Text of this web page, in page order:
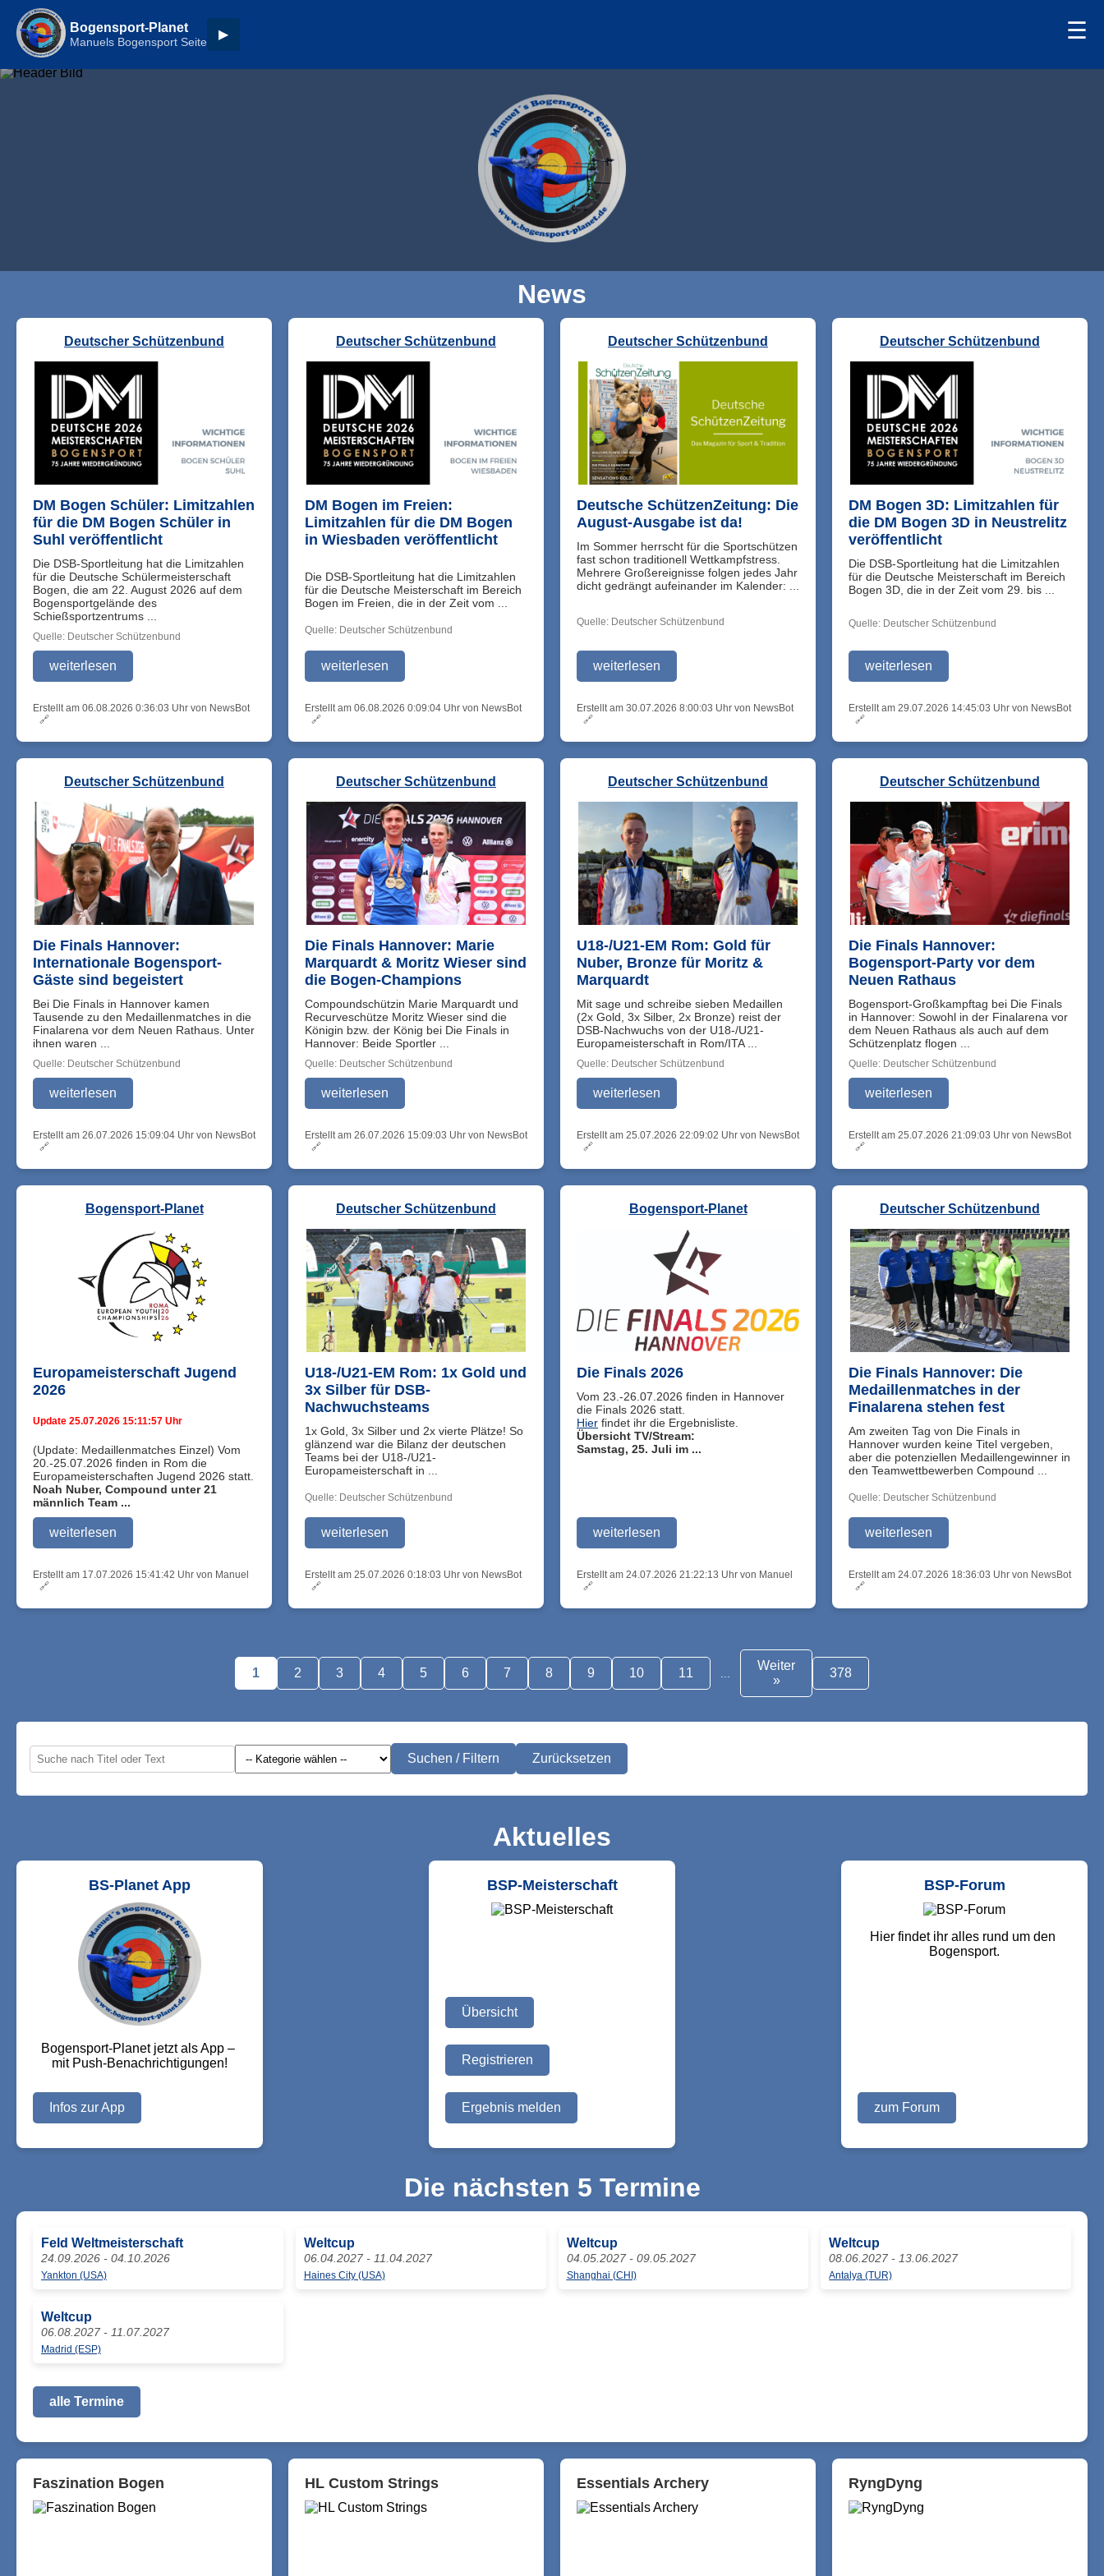
Bogensport-Planet
Manuels Bogensport Seite
▶ ☰
News
Deutscher Schützenbund
DM Bogen Schüler: Limitzahlen
für die DM Bogen Schüler in
Suhl veröffentlicht
Die DSB-Sportleitung hat die Limitzahlen
für die Deutsche Schülermeisterschaft
Bogen, die am 22. August 2026 auf dem
Bogensportgelände des
Schießsportzentrums ...
Quelle: Deutscher Schützenbund
weiterlesen
Erstellt am 06.08.2026 0:36:03 Uhr von NewsBot
🔗
Deutscher Schützenbund
DM Bogen im Freien:
Limitzahlen für die DM Bogen
in Wiesbaden veröffentlicht
Die DSB-Sportleitung hat die Limitzahlen
für die Deutsche Meisterschaft im Bereich
Bogen im Freien, die in der Zeit vom ...
Quelle: Deutscher Schützenbund
weiterlesen
Erstellt am 06.08.2026 0:09:04 Uhr von NewsBot
🔗
Deutscher Schützenbund
Deutsche SchützenZeitung: Die
August-Ausgabe ist da!
Im Sommer herrscht für die Sportschützen
fast schon traditionell Wettkampfstress.
Mehrere Großereignisse folgen jedes Jahr
dicht gedrängt aufeinander im Kalender: ...
Quelle: Deutscher Schützenbund
weiterlesen
Erstellt am 30.07.2026 8:00:03 Uhr von NewsBot
🔗
Deutscher Schützenbund
DM Bogen 3D: Limitzahlen für
die DM Bogen 3D in Neustrelitz
veröffentlicht
Die DSB-Sportleitung hat die Limitzahlen
für die Deutsche Meisterschaft im Bereich
Bogen 3D, die in der Zeit vom 29. bis ...
Quelle: Deutscher Schützenbund
weiterlesen
Erstellt am 29.07.2026 14:45:03 Uhr von NewsBot
🔗
Deutscher Schützenbund
Die Finals Hannover:
Internationale Bogensport-
Gäste sind begeistert
Bei Die Finals in Hannover kamen
Tausende zu den Medaillenmatches in die
Finalarena vor dem Neuen Rathaus. Unter
ihnen waren ...
Quelle: Deutscher Schützenbund
weiterlesen
Erstellt am 26.07.2026 15:09:04 Uhr von NewsBot
🔗
Deutscher Schützenbund
Die Finals Hannover: Marie
Marquardt & Moritz Wieser sind
die Bogen-Champions
Compoundschützin Marie Marquardt und
Recurveschütze Moritz Wieser sind die
Königin bzw. der König bei Die Finals in
Hannover: Beide Sportler ...
Quelle: Deutscher Schützenbund
weiterlesen
Erstellt am 26.07.2026 15:09:03 Uhr von NewsBot
🔗
Deutscher Schützenbund
U18-/U21-EM Rom: Gold für
Nuber, Bronze für Moritz &
Marquardt
Mit sage und schreibe sieben Medaillen
(2x Gold, 3x Silber, 2x Bronze) reist der
DSB-Nachwuchs von der U18-/U21-
Europameisterschaft in Rom/ITA ...
Quelle: Deutscher Schützenbund
weiterlesen
Erstellt am 25.07.2026 22:09:02 Uhr von NewsBot
🔗
Deutscher Schützenbund
Die Finals Hannover:
Bogensport-Party vor dem
Neuen Rathaus
Bogensport-Großkampftag bei Die Finals
in Hannover: Sowohl in der Finalarena vor
dem Neuen Rathaus als auch auf dem
Schützenplatz flogen ...
Quelle: Deutscher Schützenbund
weiterlesen
Erstellt am 25.07.2026 21:09:03 Uhr von NewsBot
🔗
Bogensport-Planet
Europameisterschaft Jugend
2026
Update 25.07.2026 15:11:57 Uhr
(Update: Medaillenmatches Einzel) Vom
20.-25.07.2026 finden in Rom die
Europameisterschaften Jugend 2026 statt.
Noah Nuber, Compound unter 21
männlich Team ...
weiterlesen
Erstellt am 17.07.2026 15:41:42 Uhr von Manuel
🔗
Deutscher Schützenbund
U18-/U21-EM Rom: 1x Gold und
3x Silber für DSB-
Nachwuchsteams
1x Gold, 3x Silber und 2x vierte Plätze! So
glänzend war die Bilanz der deutschen
Teams bei der U18-/U21-
Europameisterschaft in ...
Quelle: Deutscher Schützenbund
weiterlesen
Erstellt am 25.07.2026 0:18:03 Uhr von NewsBot
🔗
Bogensport-Planet
Die Finals 2026
Vom 23.-26.07.2026 finden in Hannover
die Finals 2026 statt.
Hier findet ihr die Ergebnisliste.
Übersicht TV/Stream:
Samstag, 25. Juli im ...
weiterlesen
Erstellt am 24.07.2026 21:22:13 Uhr von Manuel
🔗
Deutscher Schützenbund
Die Finals Hannover: Die
Medaillenmatches in der
Finalarena stehen fest
Am zweiten Tag von Die Finals in
Hannover wurden keine Titel vergeben,
aber die potenziellen Medaillengewinner in
den Teamwettbewerben Compound ...
Quelle: Deutscher Schützenbund
weiterlesen
Erstellt am 24.07.2026 18:36:03 Uhr von NewsBot
🔗
1 2 3 4 5 6 7 8 9 10 11
Weiter
»
378
Suchen / Filtern Zurücksetzen
Aktuelles
BS-Planet App
Bogensport-Planet jetzt als App –
mit Push-Benachrichtigungen!
Infos zur App
BSP-Meisterschaft
Übersicht
Registrieren
Ergebnis melden
BSP-Forum
Hier findet ihr alles rund um den
Bogensport.
zum Forum
Die nächsten 5 Termine
Feld Weltmeisterschaft
24.09.2026 - 04.10.2026
Yankton (USA)
Weltcup
06.04.2027 - 11.04.2027
Haines City (USA)
Weltcup
04.05.2027 - 09.05.2027
Shanghai (CHI)
Weltcup
08.06.2027 - 13.06.2027
Antalya (TUR)
Weltcup
06.08.2027 - 11.07.2027
Madrid (ESP)
alle Termine
Faszination Bogen HL Custom Strings Essentials Archery RyngDyng